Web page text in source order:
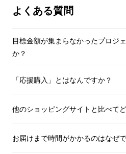
よくある質問
目標金額が集まらなかったプロジ
か？
「応援購入」とはなんですか？
他のショッピングサイトと比べて
お届けまで時間がかかるのはなぜ